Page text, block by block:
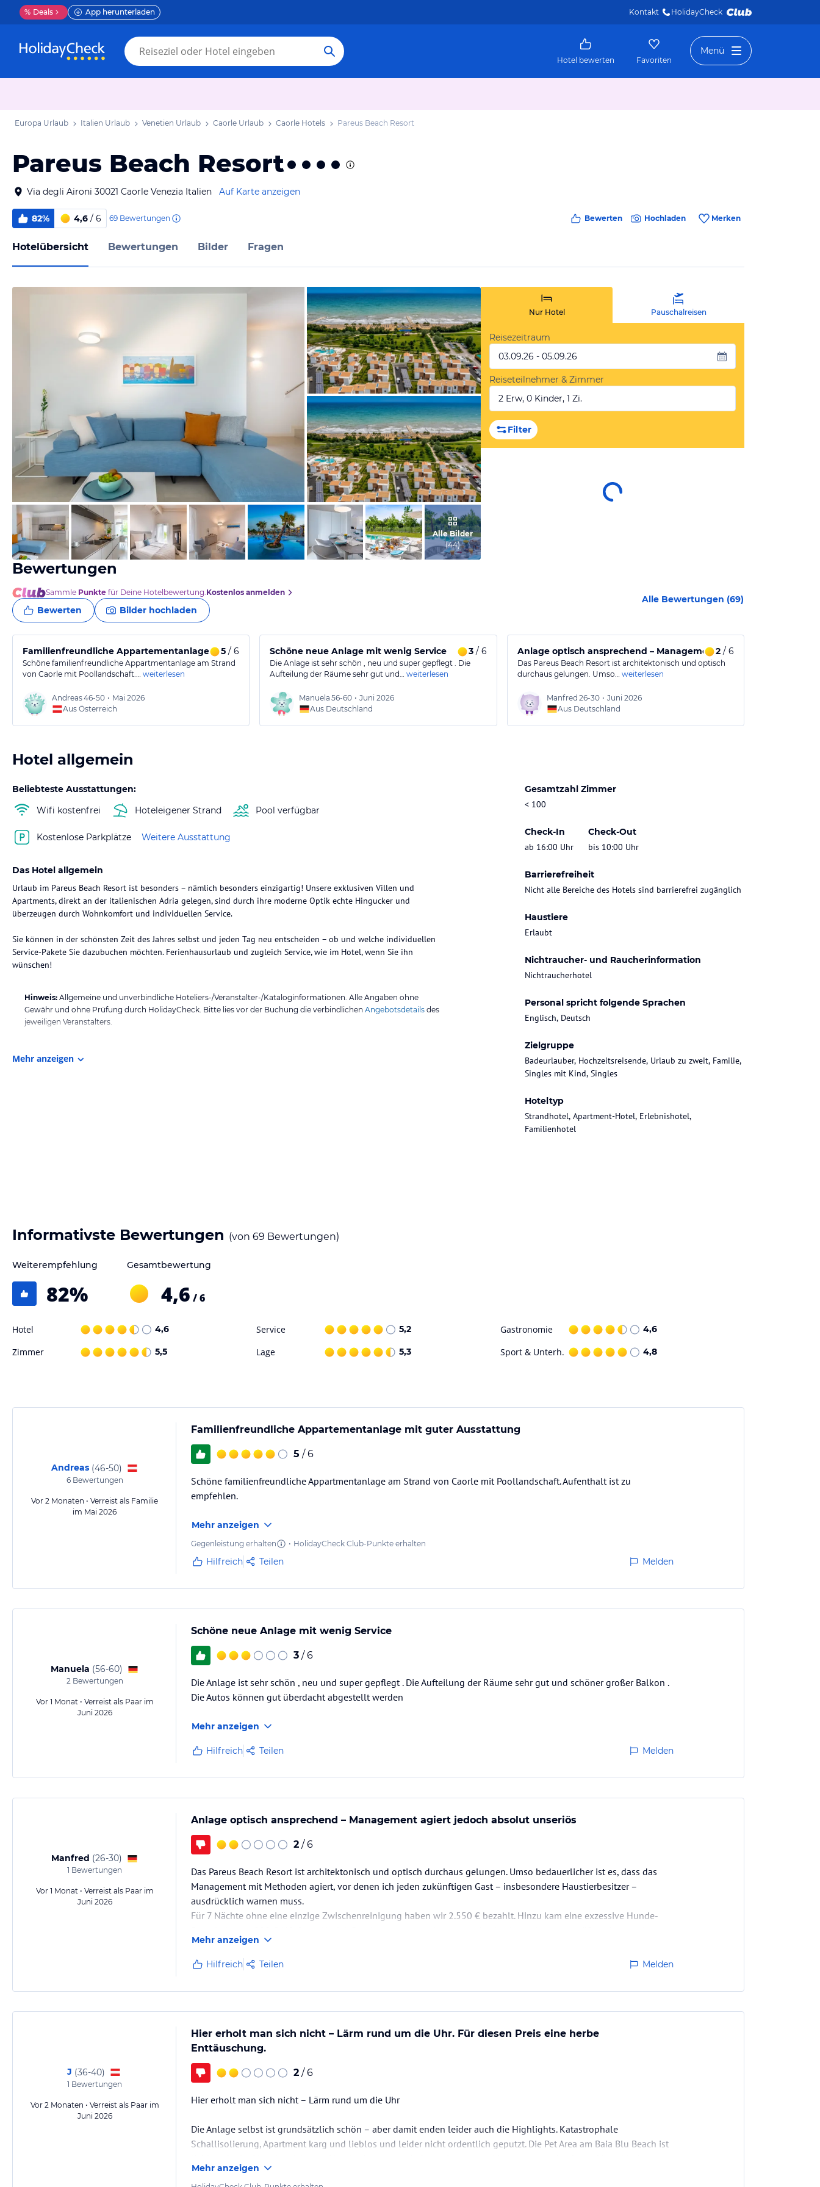
% Deals App herunterladen Kontakt HolidayCheck
Hotel bewerten Favoriten
Menü
Europa Urlaub Italien Urlaub Venetien Urlaub Caorle Urlaub Caorle Hotels Pareus Beach Resort
Pareus Beach Resort
Via degli Aironi 30021 Caorle Venezia Italien Auf Karte anzeigen
82% 4,6 / 6 69 Bewertungen Bewerten Hochladen Merken
Hotelübersicht Bewertungen Bilder Fragen
vom Hotelier, Juli 2021
vom Hotelier, Juli 2021
vom Hotelier, Juli 2021
Alle Bilder
(44)
Nur Hotel Pauschalreisen
Reisezeitraum
03.09.26 - 05.09.26
Reiseteilnehmer & Zimmer
2 Erw, 0 Kinder, 1 Zi.
Filter
Bewertungen
Sammle Punkte für Deine Hotelbewertung.Kostenlos anmelden
Bewerten Bilder hochladen
Alle Bewertungen (69)
Familienfreundliche Appartementanlage mit guter Ausstattung
5 / 6
Schöne familienfreundliche Appartmentanlage am Strand
von Caorle mit Poollandschaft.… weiterlesen
Andreas46-50 • Mai 2026
Aus Österreich
Schöne neue Anlage mit wenig Service 3/ 6
Die Anlage ist sehr schön , neu und super gepflegt . Die
Aufteilung der Räume sehr gut und… weiterlesen
Manuela 56-60 • Juni 2026
Aus Deutschland
Anlage optisch ansprechend – Management agiert jedoch absolut
2/ 6
Das Pareus Beach Resort ist architektonisch und optisch
durchaus gelungen. Umso… weiterlesen
Manfred 26-30 • Juni 2026
Aus Deutschland
Hotel allgemein
Beliebteste Ausstattungen:
Wifi kostenfrei
Hoteleigener Strand Pool verfügbar
Kostenlose Parkplätze Weitere Ausstattung
Gesamtzahl Zimmer
< 100
Check-In
ab 16:00 Uhr
Check-Out
bis 10:00 Uhr
Barrierefreiheit
Nicht alle Bereiche des Hotels sind barrierefrei zugänglich
Haustiere
Erlaubt
Nichtraucher- und Raucherinformation
Nichtraucherhotel
Personal spricht folgende Sprachen
Englisch, Deutsch
Zielgruppe
Badeurlauber, Hochzeitsreisende, Urlaub zu zweit, Familie,
Singles mit Kind, Singles
Hoteltyp
Strandhotel, Apartment-Hotel, Erlebnishotel,
Familienhotel
Das Hotel allgemein
Urlaub im Pareus Beach Resort ist besonders – nämlich besonders einzigartig! Unsere exklusiven Villen und
Apartments, direkt an der italienischen Adria gelegen, sind durch ihre moderne Optik echte Hingucker und
überzeugen durch Wohnkomfort und individuellen Service.
Sie können in der schönsten Zeit des Jahres selbst und jeden Tag neu entscheiden – ob und welche individuellen
Service-Pakete Sie dazubuchen möchten. Ferienhausurlaub und zugleich Service, wie im Hotel, wenn Sie ihn
wünschen!
Hinweis: Allgemeine und unverbindliche Hoteliers-/Veranstalter-/Kataloginformationen. Alle Angaben ohne
Gewähr und ohne Prüfung durch HolidayCheck. Bitte lies vor der Buchung die verbindlichen Angebotsdetails des
jeweiligen Veranstalters.
Mehr anzeigen
Informativste Bewertungen (von 69 Bewertungen)
Weiterempfehlung
82%
Gesamtbewertung
4,6 / 6
Hotel 4,6 Service 5,2 Gastronomie 4,6
Zimmer 5,5 Lage 5,3 Sport & Unterh. 4,8
Andreas (46-50)
6Bewertungen
Vor 2 Monaten • Verreist als Familie
im Mai 2026
Familienfreundliche Appartementanlage mit guter Ausstattung
5 / 6
Schöne familienfreundliche Appartmentanlage am Strand von Caorle mit Poollandschaft. Aufenthalt ist zu
empfehlen.
Mehr anzeigen
Gegenleistung erhalten • HolidayCheck Club-Punkte erhalten
Hilfreich Teilen Melden
Manuela (56-60)
2Bewertungen
Vor 1 Monat • Verreist als Paar im
Juni 2026
Schöne neue Anlage mit wenig Service
3 / 6
Die Anlage ist sehr schön , neu und super gepflegt . Die Aufteilung der Räume sehr gut und schöner großer Balkon .
Die Autos können gut überdacht abgestellt werden
Mehr anzeigen
Hilfreich Teilen Melden
Manfred (26-30)
1 Bewertungen
Vor 1 Monat • Verreist als Paar im
Juni 2026
Anlage optisch ansprechend – Management agiert jedoch absolut unseriös
2 / 6
Das Pareus Beach Resort ist architektonisch und optisch durchaus gelungen. Umso bedauerlicher ist es, dass das
Management mit Methoden agiert, vor denen ich jeden zukünftigen Gast – insbesondere Haustierbesitzer –
ausdrücklich warnen muss.
Für 7 Nächte ohne eine einzige Zwischenreinigung haben wir 2.550 € bezahlt. Hinzu kam eine exzessive Hunde-
Zustand übergeben. Dennoch forderte das Management zwei Tage später…
Mehr anzeigen
Hilfreich Teilen Melden
J (36-40)
1 Bewertungen
Vor 2 Monaten • Verreist als Paar im
Juni 2026
Hier erholt man sich nicht – Lärm rund um die Uhr. Für diesen Preis eine herbe
Enttäuschung.
2 / 6
Hier erholt man sich nicht – Lärm rund um die Uhr
Die Anlage selbst ist grundsätzlich schön – aber damit enden leider auch die Highlights. Katastrophale
Schallisolierung, Apartment karg und lieblos und leider nicht ordentlich geputzt. Die Pet Area am Baia Blu Beach ist
Wochenende ist der öffentliche Strand vor dem Baia Blu Beach total überfüllt durch Einheimische, diese haben
Mehr anzeigen